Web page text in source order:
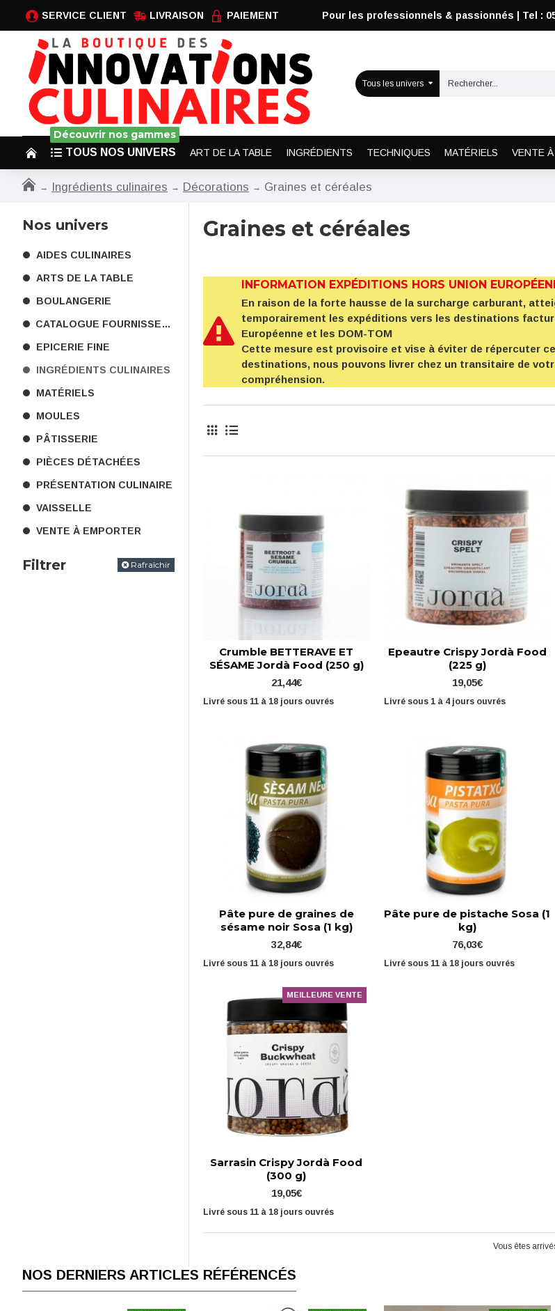
SERVICE CLIENT LIVRAISON PAIEMENT Pour les professionnels & passionnés | Tel :
Tous les univers
TOUS NOS UNIVERS
Découvrir nos gammes
ART DE LA TABLE INGRÉDIENTS TECHNIQUES MATÉRIELS VENTE
Ingrédients culinaires Décorations Graines et céréales
Nos univers
AIDES CULINAIRES
ARTS DE LA TABLE
BOULANGERIE
CATALOGUE FOURNISSEURS
EPICERIE FINE
INGRÉDIENTS CULINAIRES
MATÉRIELS
MOULES
PÂTISSERIE
PIÈCES DÉTACHÉES
PRÉSENTATION CULINAIRE
VAISSELLE
VENTE À EMPORTER
Filtrer Rafraîchir
Graines et céréales
INFORMATION EXPÉDITIONS HORS UNION
En raison de la forte hausse de la surcharge carburant,
temporairement les expéditions vers les destinations
Européenne et les DOM-TOM
Cette mesure est provisoire et vise à éviter de répercuter
destinations, nous pouvons livrer chez un transitaire de
compréhension.
Crumble BETTERAVE ET
SÉSAME Jordà Food (250 g)
21,44€
Livré sous 11 à 18 jours ouvrés
Epeautre Crispy Jordà Food
(225 g)
19,05€
Livré sous 1 à 4 jours ouvrés
Pâte pure de graines de
sésame noir Sosa (1 kg)
32,84€
Livré sous 11 à 18 jours ouvrés
Pâte pure de pistache Sosa (1
kg)
76,03€
Livré sous 11 à 18 jours ouvrés
MEILLEURE VENTE
Sarrasin Crispy Jordà Food
(300 g)
19,05€
Livré sous 11 à 18 jours ouvrés
Vous êtes
NOS DERNIERS ARTICLES RÉFÉRENCÉS